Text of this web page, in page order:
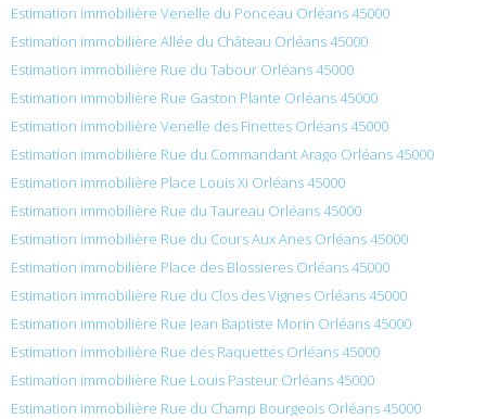
Estimation immobilière Venelle du Ponceau Orléans 45000
Estimation immobilière Allée du Château Orléans 45000
Estimation immobilière Rue du Tabour Orléans 45000
Estimation immobilière Rue Gaston Plante Orléans 45000
Estimation immobilière Venelle des Finettes Orléans 45000
Estimation immobilière Rue du Commandant Arago Orléans 45000
Estimation immobilière Place Louis Xi Orléans 45000
Estimation immobilière Rue du Taureau Orléans 45000
Estimation immobilière Rue du Cours Aux Anes Orléans 45000
Estimation immobilière Place des Blossieres Orléans 45000
Estimation immobilière Rue du Clos des Vignes Orléans 45000
Estimation immobilière Rue Jean Baptiste Morin Orléans 45000
Estimation immobilière Rue des Raquettes Orléans 45000
Estimation immobilière Rue Louis Pasteur Orléans 45000
Estimation immobilière Rue du Champ Bourgeois Orléans 45000